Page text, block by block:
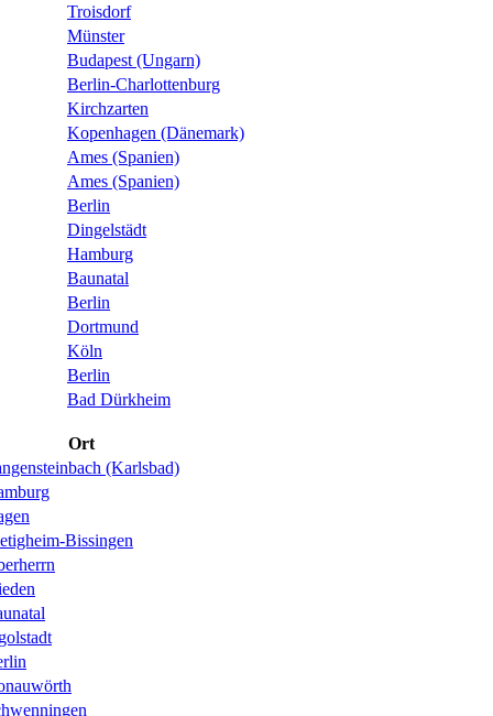
Troisdorf
Münster
Budapest (Ungarn)
Berlin-Charlottenburg
Kirchzarten
Kopenhagen (Dänemark)
Ames (Spanien)
Ames (Spanien)
Berlin
Dingelstädt
Hamburg
Baunatal
Berlin
Dortmund
Köln
Berlin
Bad Dürkheim
Ort
(Karlsbad)
Bissingen